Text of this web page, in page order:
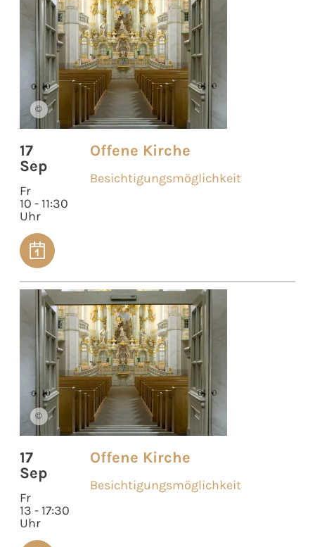
©
17
Sep
Fr
10 - 11:30
Uhr
Offene Kirche
Besichtigungsmöglichkeit
©
17
Sep
Fr
13 - 17:30
Uhr
Offene Kirche
Besichtigungsmöglichkeit